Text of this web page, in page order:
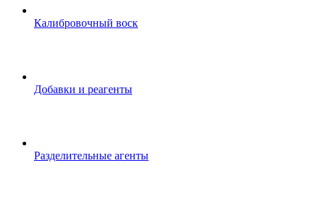
Калибровочный воск
Добавки и реагенты
Разделительные агенты